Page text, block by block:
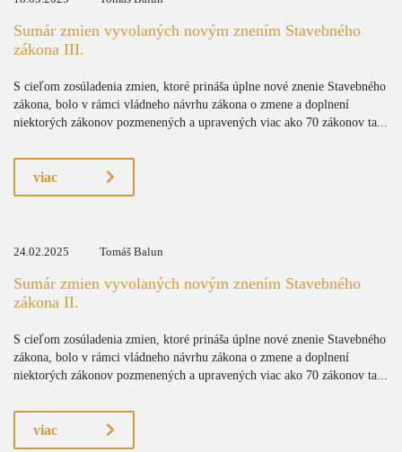
Sumár zmien vyvolaných novým znením Stavebného
zákona III.
S cieľom zosúladenia zmien, ktoré prináša úplne nové znenie Stavebného
zákona, bolo v rámci vládneho návrhu zákona o zmene a doplnení
niektorých zákonov pozmenených a upravených viac ako 70 zákonov ta...
viac
24.02.2025 Tomáš Balun
Sumár zmien vyvolaných novým znením Stavebného
zákona II.
S cieľom zosúladenia zmien, ktoré prináša úplne nové znenie Stavebného
zákona, bolo v rámci vládneho návrhu zákona o zmene a doplnení
niektorých zákonov pozmenených a upravených viac ako 70 zákonov ta...
viac